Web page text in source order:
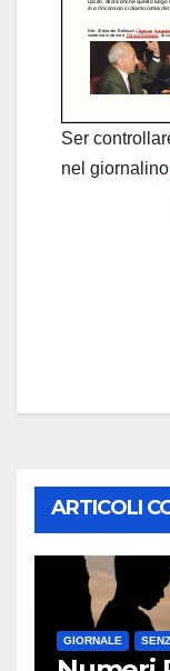
Ser
nel giornalino
ARTICOLI
GIORNALE